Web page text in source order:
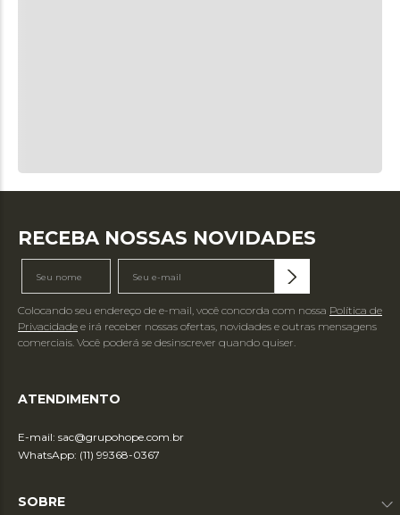
RECEBA NOSSAS NOVIDADES
Colocando seu endereço de e-mail, você concorda com nossa Política de
Privacidade e irá receber nossas ofertas, novidades e outras mensagens
comerciais. Você poderá se desinscrever quando quiser.
ATENDIMENTO
E-mail: sac@grupohope.com.br
WhatsApp: (11) 99368-0367
SOBRE